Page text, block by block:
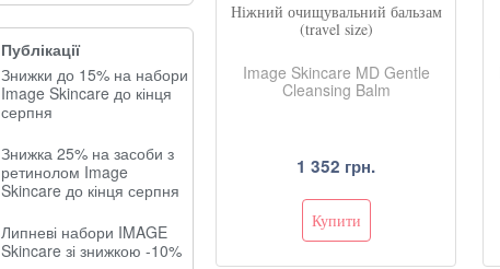
Публікації
Знижки до 15% на набори
Image Skincare до кінця
серпня
Знижка 25% на засоби з
ретинолом Image
Skincare до кінця серпня
Липневі набори IMAGE
Skincare зі знижкою -10%
Ніжний очищувальний бальзам
(travel size)
Image Skincare MD Gentle
Cleansing Balm
1 352 грн.